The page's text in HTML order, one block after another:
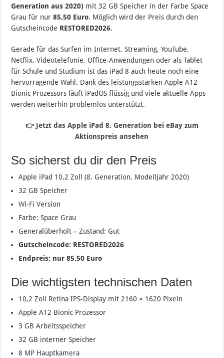
Generation aus 2020) mit 32 GB Speicher in der Farbe Space
Grau für nur85,50 Euro. Möglich wird der Preis durch den
Gutscheincode RESTORED2026.
Gerade für das Surfen im Internet, Streaming, YouTube,
Netflix, Videotelefonie, Office-Anwendungen oder als Tablet
für Schule und Studium ist das iPad 8 auch heute noch eine
hervorragende Wahl. Dank des leistungsstarken Apple A12
Bionic Prozessors läuft iPadOS flüssig und viele aktuelle Apps
werden weiterhin problemlos unterstützt.
👉 Jetzt das Apple iPad 8. Generation bei eBay zum
Aktionspreis ansehen
So sicherst du dir den Preis
Apple iPad 10,2 Zoll (8. Generation, Modelljahr 2020)
32 GB Speicher
Wi-Fi Version
Farbe: Space Grau
Generalüberholt – Zustand: Gut
Gutscheincode: RESTORED2026
Endpreis: nur 85,50 Euro
Die wichtigsten technischen Daten
10,2 Zoll Retina IPS-Display mit 2160 × 1620 Pixeln
Apple A12 Bionic Prozessor
3 GB Arbeitsspeicher
32 GB interner Speicher
8 MP Hauptkamera